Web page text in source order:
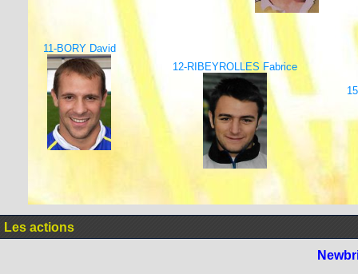
11-BORY David
12-RIBEYROLLES Fabrice
Les actions